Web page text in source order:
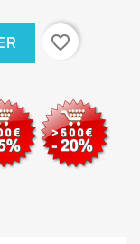
favorite_border